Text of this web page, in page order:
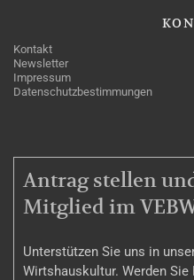
Kontakt
Newsletter
Impressum
Datenschutzbestimmungen
MITGLIEDSCHAFT
Antrag stellen
Mitglied im
Unterstützen Sie uns in
Wirtshauskultur. Werden